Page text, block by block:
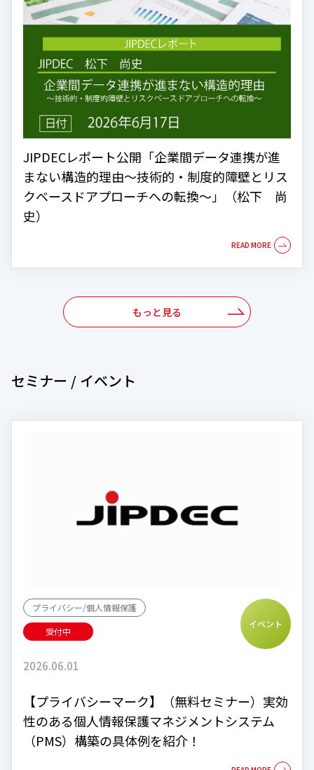
JIPDECレポート公開「企業間データ連携が進
まない構造的理由～技術的・制度的障壁とリス
クベースドアプローチへの転換～」（松下 尚
史）
もっと見る
セミナー / イベント
プライバシー/個人情報保護
受付中
イベント
2026.06.01
【プライバシーマーク】（無料セミナー）実効
性のある個人情報保護マネジメントシステム
（PMS）構築の具体例を紹介！